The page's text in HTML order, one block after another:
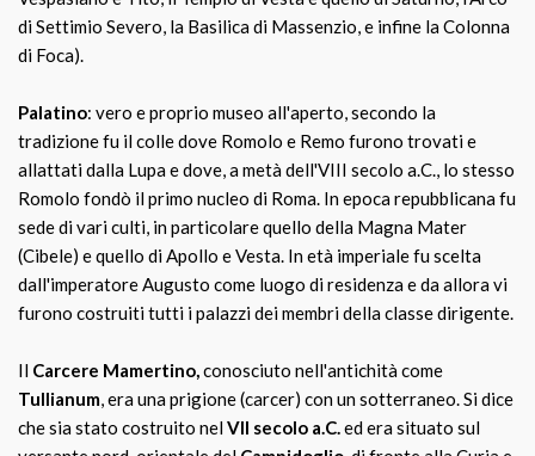
di Settimio Severo, la Basilica di Massenzio, e infine la Colonna
di Foca).
Palatino: vero e proprio museo all'aperto, secondo la
tradizione fu il colle dove Romolo e Remo furono trovati e
allattati dalla Lupa e dove, a metà dell'VIII secolo a.C., lo stesso
Romolo fondò il primo nucleo di Roma. In epoca repubblicana fu
sede di vari culti, in particolare quello della Magna Mater
(Cibele) e quello di Apollo e Vesta. In età imperiale fu scelta
dall'imperatore Augusto come luogo di residenza e da allora vi
furono costruiti tutti i palazzi dei membri della classe dirigente.
Il Carcere Mamertino,conosciuto nell'antichità come
Tullianum, era una prigione (carcer) con un sotterraneo. Si dice
che sia stato costruito nelVII secolo a.C.ed era situato sul